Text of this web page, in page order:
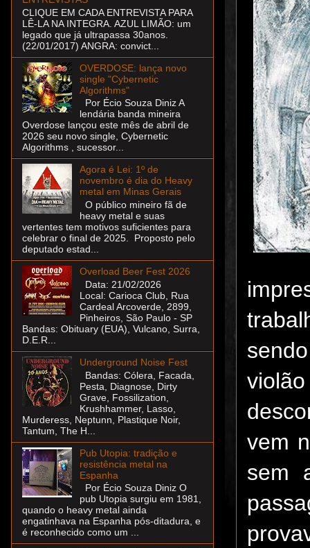
vem
sem
CLIQUE EM CADA ENTREVISTA PARA
LÊ-LA NA INTEGRA. AZUL LIMÃO: um
legado que já ultrapassa 30anos.
(22/01/2017) ANGRA: convict...
OVERDOSE: lança novo
single "Cybernetic
Algorithms"
Por Écio Souza Diniz A
lendária banda mineira
Overdose lançou este mês de abril de
2026 seu novo single, Cybernetic
Algorithms , sucessor...
Agora é Lei: 1º de
novembro é dia do Heavy
metal em Minas Gerais
O público mineiro fã de
heavy metal e suas
vertentes tem motivos suficientes para
celebrar o final de 2025. Proposto pelo
deputado estad...
Overload Beer Fest 2026
Data: 21/02/2026
Local: Carioca Club, Rua
Cardeal Arcoverde, 2899,
Pinheiros, São Paulo - SP
Bandas: Obituary (EUA), Vulcano, Surra,
D.E.R...
Underground Noise Fest
Bandas: Cólera, Facada,
Pesta, Diagnose, Dirty
Grave, Fossilization,
Krushhammer, Lasso,
Murderess, Neptunn, Plastique Noir,
Tantum, The H...
Pub Utopia: tradição e
resistência metal na
Espanha
Por Écio Souza Diniz O
pub Utopia surgiu em 1981,
quando o heavy metal ainda
engatinhava na Espanha pós-ditadura, e
é reconhecido como um ...